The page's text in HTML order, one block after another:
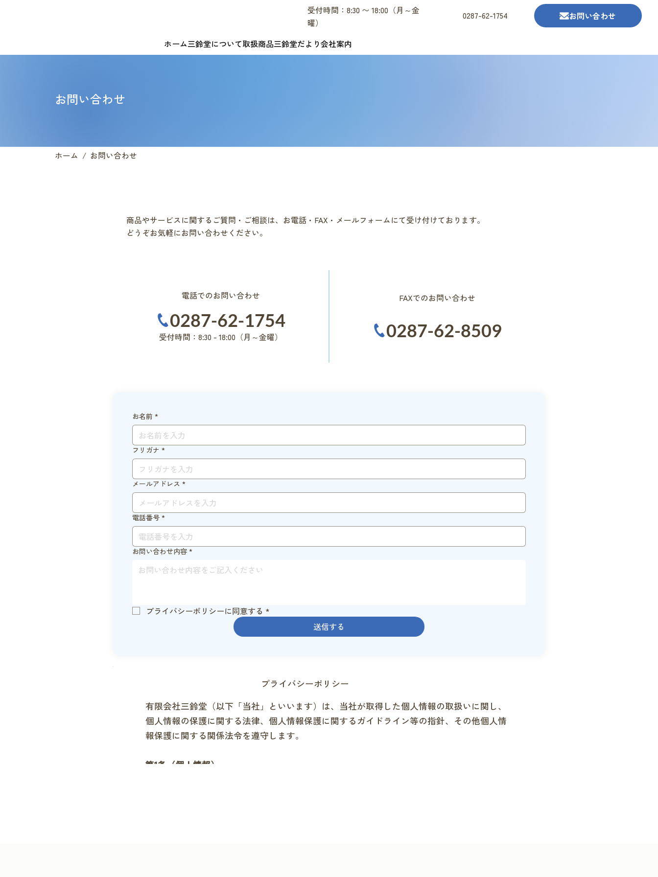
受付時間：8:30 〜 18:00（月～金
曜）
0287-62-1754 お問い合わせ
ホーム三鈴堂について取扱商品三鈴堂だより会社案内
商品やサービスに関するご質問・ご相談は、お電話・FAX・メールフォームにて受け付けております。
どうぞお気軽にお問い合わせください。
FAXでのお問い合わせ
0287-62-8509
電話でのお問い合わせ
0287-62-1754
受付時間：8:30 - 18:00（月～金曜）
お名前 *
フリガナ *
メールアドレス *
電話番号 *
お問い合わせ内容 *
プライバシーポリシーに同意する *
送信する
プライバシーポリシー
有限会社三鈴堂（以下「当社」といいます）は、当社が取得した個人情報の取扱いに関し、
個人情報の保護に関する法律、個人情報保護に関するガイドライン等の指針、その他個人情
報保護に関する関係法令を遵守します。
第1条（個人情報）
お問い合わせ
ホーム / お問い合わせ